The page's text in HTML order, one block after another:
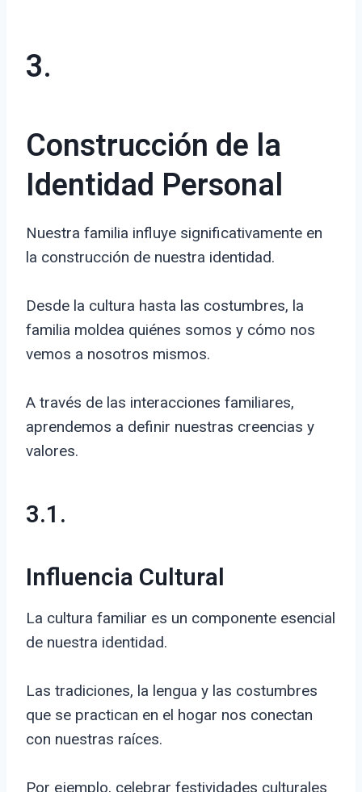
3.
Construcción de la
Identidad Personal
Nuestra familia influye significativamente en
la construcción de nuestra identidad.
Desde la cultura hasta las costumbres, la
familia moldea quiénes somos y cómo nos
vemos a nosotros mismos.
A través de las interacciones familiares,
aprendemos a definir nuestras creencias y
valores.
3.1.
Influencia Cultural
La cultura familiar es un componente esencial
de nuestra identidad.
Las tradiciones, la lengua y las costumbres
que se practican en el hogar nos conectan
con nuestras raíces.
Por ejemplo, celebrar festividades culturales